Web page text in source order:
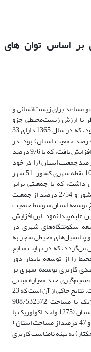
بر اساس توان های
مساعد برای زیست‌انسانی و
با ارزش زیست‌محیطی جزو
مهمترین نقاط جمعیت پذیر کشور به شمار می‌رود، که در سال 1365 دارای 33
شهری با جمعیتی معادل 893293 (2/39 درصد جمعیت استان) بود. در
سال 1375 تعداد نقاط شهری استان به 37 عدد افزایش یافت، که با 9/6 درصد
جمعیتی معادل 1202469 نفر (2/46 درصد جمعیت استان) را در خود
جای داده بود. در سرشماری سال 1385 از 1020 نقطه شهری کشور، 51 شهر
داشت، که با جمعیتی برابر
568949/1 نفر 2/3 درصد از جمعیت شهری کشور و 2/54 درصد از جمعیت
توسعه استان متوسط جمعیت
پیدا نمود. این افزایش
سکونتگاه‌های شهری در
پتانسیل‌های محیطی منجر به
می‌گردد، که در نهایت منابع
را از توسعه پایدار دور
کاربری توسعه شهری بر
چند معیاره مبتنی
بر GIS در استان مازندران صورت پذیرفته است. نتایج حاکی از آن است که 23
درصد از مساحت استان (1187 واحد اکولوژیک با مساحت 908/532572
هکتار) به پهنه مناسب، 47 درصد از مساحت استان (1275 واحد اکولوژیک با
مساحت 652/1125391 هکتار) به پهنه متوسط و 47 درصد از مساحت استان (
واحد اکولوژیک با مساحت 605/720143 هکتار) به پهنه نامناسب کاربری